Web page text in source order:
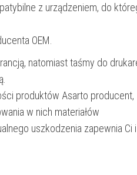
z urządzeniem, do
OEM.
natomiast taśmy do
produktów Asarto producent,
w nich materiałów
uszkodzenia zapewnia Ci